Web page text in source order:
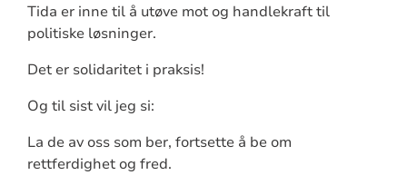
Tida er inne til å utøve mot og handlekraft til
politiske løsninger.
Det er solidaritet i praksis!
Og til sist vil jeg si:
La de av oss som ber, fortsette å be om
rettferdighet og fred.